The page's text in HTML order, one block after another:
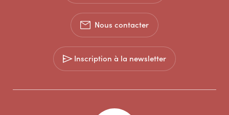
Nous contacter
Inscription à la newsletter